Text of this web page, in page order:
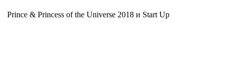
Prince & Princess of the Universe 2018 и Start Up